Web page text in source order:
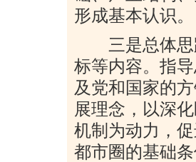
形成基本认识。
三是总体思
标等内容。指
及党和国家的
展理念，以深
机制为动力，
都市圈的基础